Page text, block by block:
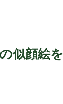
似顔絵を